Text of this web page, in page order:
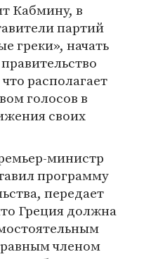
Кабмину, в
партий
греки», начать
располагает
голосов в
своих
министр
программу
передает
Греция должна
членом